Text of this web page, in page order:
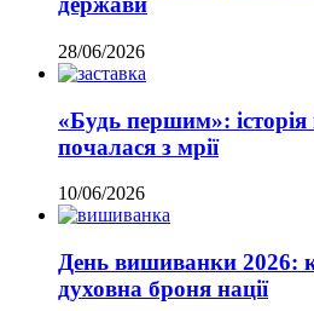
28/06/2026
«Будь першим»:
почалася з мрії
10/06/2026
День вишиванки 2026:
духовна броня нації